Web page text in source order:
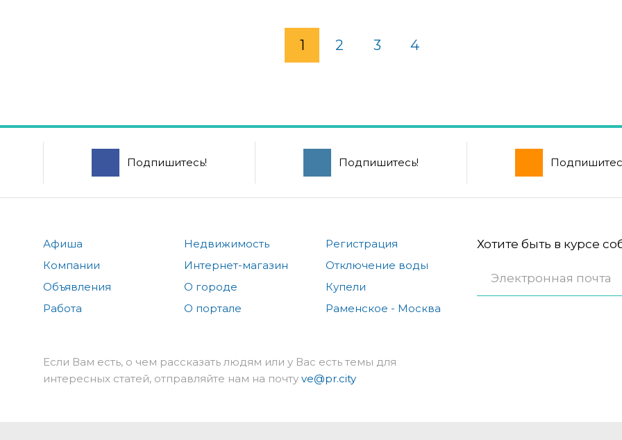
1 2 3 4
Подпишитесь! Подпишитесь!
Афиша
Компании
Объявления
Работа
Недвижимость
Интернет-магазин
О городе
О портале
Регистрация
Отключение воды
Купели
Раменское - Москва
Хотите быть в курсе
Если Вам есть, о чем рассказать людям или у Вас есть темы для
интересных статей, отправляйте нам на почту ve@pr.city